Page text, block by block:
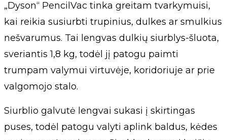
„Dyson“ PencilVac tinka greitam tvarkymuisi,
kai reikia susiurbti trupinius, dulkes ar smulkius
nešvarumus. Tai lengvas dulkių siurblys-šluota,
sveriantis 1,8 kg, todėl jį patogu paimti
trumpam valymui virtuvėje, koridoriuje ar prie
valgomojo stalo.
Siurblio galvutė lengvai sukasi į skirtingas
puses, todėl patogu valyti aplink baldus, kėdes